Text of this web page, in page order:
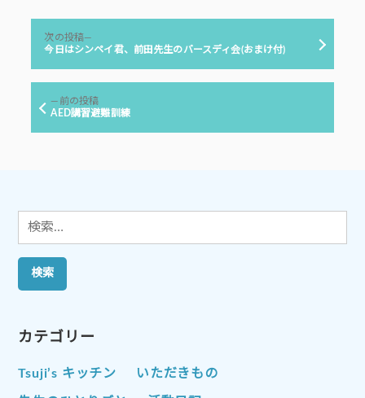
リ
ナ
ー
前の投稿前
の
AED講習避難訓練
次の投稿
の
今日はシンペイ君、前田先生のバースディ会(おまけ付)
検
索:
カテゴリー
Tsuji’s キッチン いただきもの